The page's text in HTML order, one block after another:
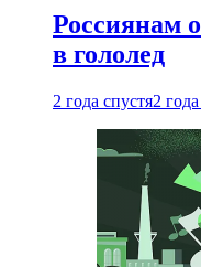
Россиянам
в гололед
2 года спустя2